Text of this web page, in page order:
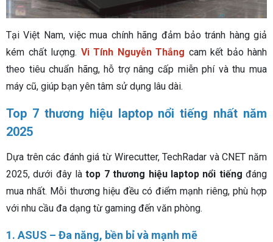
Tại Việt Nam, việc mua chính hãng đảm bảo tránh hàng giả
kém chất lượng. Vi Tính Nguyễn Thắng cam kết bảo hành
theo tiêu chuẩn hãng, hỗ trợ nâng cấp miễn phí và thu mua
máy cũ, giúp bạn yên tâm sử dụng lâu dài.
Top 7 thương hiệu laptop nổi tiếng nhất năm
2025
Dựa trên các đánh giá từ Wirecutter, TechRadar và CNET năm
2025, dưới đây làtop 7 thương hiệu laptop nổi tiếng đáng
mua nhất. Mỗi thương hiệu đều có điểm mạnh riêng, phù hợp
với nhu cầu đa dạng từ gaming đến văn phòng.
1. ASUS – Đa năng, bền bỉ và mạnh mẽ